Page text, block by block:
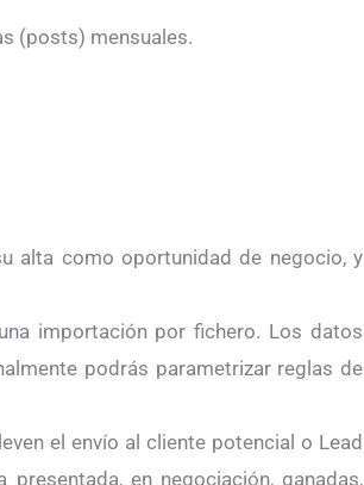
(posts) mensuales.
alta como oportunidad de negocio, y
importación por fichero. Los datos
podrás parametrizar reglas de
el envío al cliente potencial o Lead
en negociación, ganadas,